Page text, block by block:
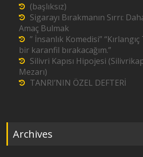
(başlıksız)
Sigarayı Bırakmanın Sırrı:
Amaç Bulmak
” İnsanlık Komedisi”
bir karanfil bırakacağım.”
Silivri Kapısı Hipojesi
Mezarı)
TANRI’NIN ÖZEL DEFTERİ
Archives